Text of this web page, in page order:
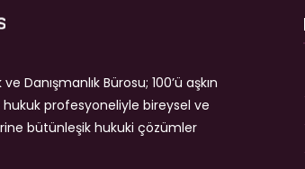
Danışmanlık Bürosu; 100’ü aşkın
profesyoneliyle bireysel ve
bütünleşik hukuki çözümler